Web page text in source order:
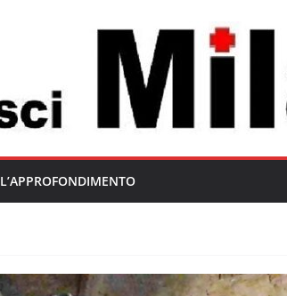
L’APPROFONDIMENTO